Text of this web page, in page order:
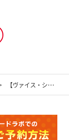
【ヴァイス・シュヴァルツ】かぐや様は告らせたい６電源２扉デッキレシピ